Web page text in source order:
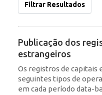
Filtrar Resultados
Publicação dos
estrangeiros
Os registros de capitais
seguintes tipos de
em cada período data-